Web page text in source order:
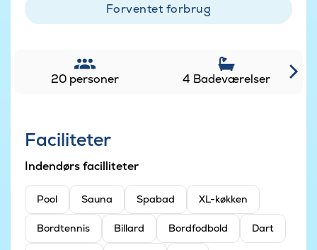
Forventet forbrug
20 personer 4 Badeværelser
Faciliteter
Indendørs facilliteter
Pool Sauna Spabad XL-køkken
Bordtennis Billard Bordfodbold Dart